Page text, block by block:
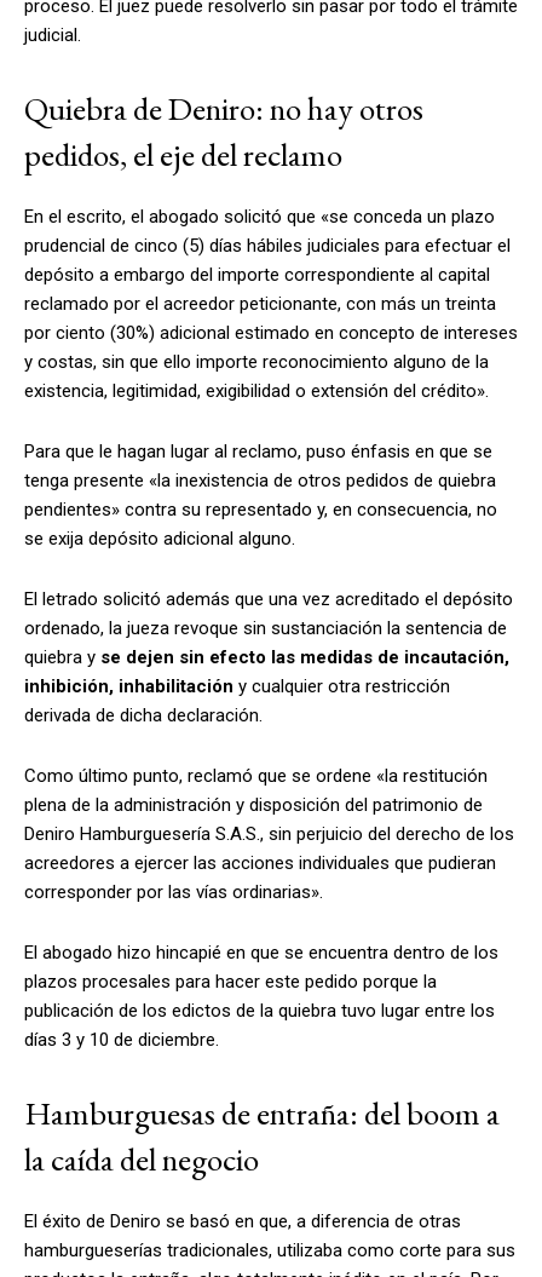
proceso. El juez puede resolverlo sin pasar por todo el trámite
judicial.
Quiebra de Deniro: no hay otros
pedidos, el eje del reclamo
En el escrito, el abogado solicitó que «se conceda un plazo
prudencial de cinco (5) días hábiles judiciales para efectuar el
depósito a embargo del importe correspondiente al capital
reclamado por el acreedor peticionante, con más un treinta
por ciento (30%) adicional estimado en concepto de intereses
y costas, sin que ello importe reconocimiento alguno de la
existencia, legitimidad, exigibilidad o extensión del crédito».
Para que le hagan lugar al reclamo, puso énfasis en que se
tenga presente «la inexistencia de otros pedidos de quiebra
pendientes» contra su representado y, en consecuencia, no
se exija depósito adicional alguno.
El letrado solicitó además que una vez acreditado el depósito
ordenado, la jueza revoque sin sustanciación la sentencia de
quiebra y se dejen sin efecto las medidas de incautación,
inhibición, inhabilitación y cualquier otra restricción
derivada de dicha declaración.
Como último punto, reclamó que se ordene «la restitución
plena de la administración y disposición del patrimonio de
Deniro Hamburguesería S.A.S., sin perjuicio del derecho de los
acreedores a ejercer las acciones individuales que pudieran
corresponder por las vías ordinarias».
El abogado hizo hincapié en que se encuentra dentro de los
plazos procesales para hacer este pedido porque la
publicación de los edictos de la quiebra tuvo lugar entre los
días 3 y 10 de diciembre.
Hamburguesas de entraña: del boom a
la caída del negocio
El éxito de Deniro se basó en que, a diferencia de otras
hamburgueserías tradicionales, utilizaba como corte para sus